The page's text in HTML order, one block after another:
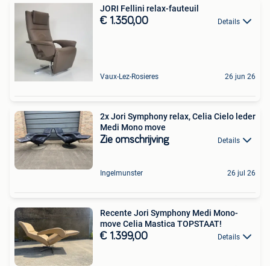
JORI Fellini relax-fauteuil
€ 1.350,00 Details
Vaux-Lez-Rosieres 26 jun 26
2x Jori Symphony relax, Celia Cielo leder
Medi Mono move
Zie omschrijving Details
Ingelmunster 26 jul 26
Recente Jori Symphony Medi Mono-
move Celia Mastica TOPSTAAT!
€ 1.399,00 Details